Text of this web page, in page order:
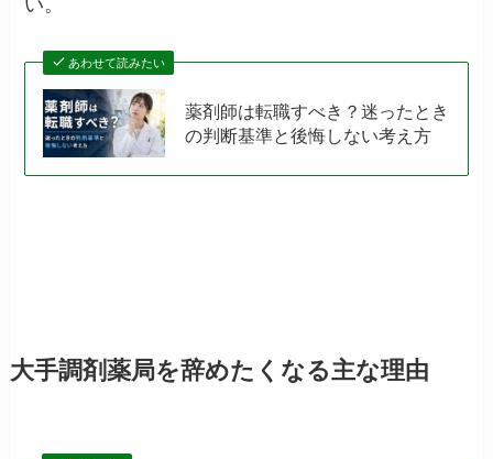
い。
あわせて読みたい
薬剤師は転職すべき？迷ったとき
の判断基準と後悔しない考え方
大手調剤薬局を辞めたくなる主な理由